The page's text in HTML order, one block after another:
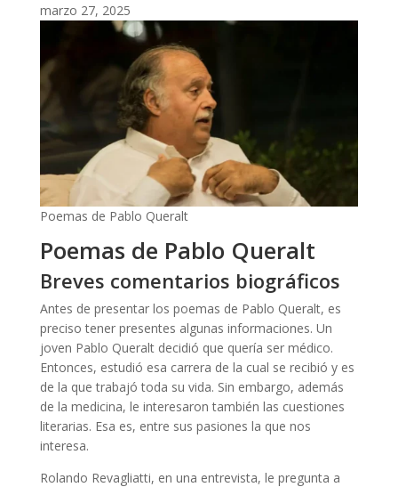
marzo 27, 2025
Poemas de Pablo Queralt
Poemas de Pablo Queralt
Breves comentarios biográficos
Antes de presentar los poemas de Pablo Queralt, es
preciso tener presentes algunas informaciones. Un
joven Pablo Queralt decidió que quería ser médico.
Entonces, estudió esa carrera de la cual se recibió y es
de la que trabajó toda su vida. Sin embargo, además
de la medicina, le interesaron también las cuestiones
literarias. Esa es, entre sus pasiones la que nos
interesa.
Rolando Revagliatti, en una entrevista, le pregunta a